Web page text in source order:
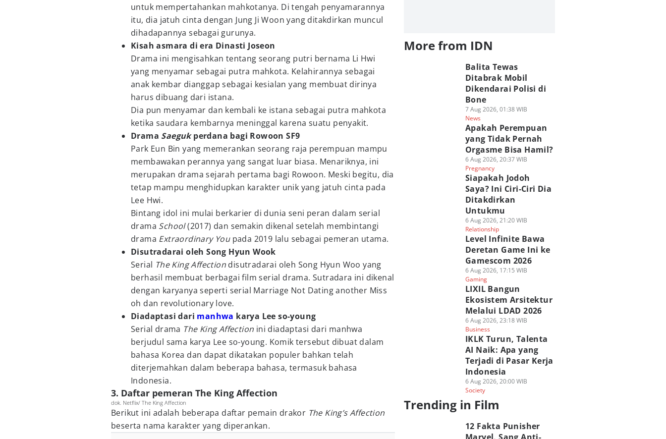
untuk mempertahankan mahkotanya. Di tengah penyamarannya
itu, dia jatuh cinta dengan Jung Ji Woon yang ditakdirkan muncul
dihadapannya sebagai gurunya.
Kisah asmara di era Dinasti Joseon
Drama ini mengisahkan tentang seorang putri bernama Li Hwi
yang menyamar sebagai putra mahkota. Kelahirannya sebagai
anak kembar dianggap sebagai kesialan yang membuat dirinya
harus dibuang dari istana.
Dia pun menyamar dan kembali ke istana sebagai putra mahkota
ketika saudara kembarnya meninggal karena suatu penyakit.
Drama Saegukperdana bagi Rowoon SF9
Park Eun Bin yang memerankan seorang raja perempuan mampu
membawakan perannya yang sangat luar biasa. Menariknya, ini
merupakan drama sejarah pertama bagi Rowoon. Meski begitu, dia
tetap mampu menghidupkan karakter unik yang jatuh cinta pada
Lee Hwi.
Bintang idol ini mulai berkarier di dunia seni peran dalam serial
drama School(2017) dan semakin dikenal setelah membintangi
drama Extraordinary Youpada 2019 lalu sebagai pemeran utama.
Disutradarai oleh Song Hyun Wook
Serial The King Affection disutradarai oleh Song Hyun Woo yang
berhasil membuat berbagai film serial drama. Sutradara ini dikenal
dengan karyanya seperti serial Marriage Not Dating another Miss
oh dan revolutionary love.
Diadaptasi dari manhwa karya Lee so-young
Serial drama The King Affection ini diadaptasi dari manhwa
berjudul sama karya Lee so-young. Komik tersebut dibuat dalam
bahasa Korea dan dapat dikatakan populer bahkan telah
diterjemahkan dalam beberapa bahasa, termasuk bahasa
Indonesia.
3. Daftar pemeran The King Affection
dok. Netflix/ The King Affection
Berikut ini adalah beberapa daftar pemain drakor The King’s Affection
beserta nama karakter yang diperankan.
More from IDN
Balita Tewas
Ditabrak Mobil
Dikendarai Polisi di
Bone
7 Aug 2026, 01:38 WIB
News
Apakah Perempuan
yang Tidak Pernah
Orgasme Bisa Hamil?
6 Aug 2026, 20:37 WIB
Pregnancy
Siapakah Jodoh
Saya? Ini Ciri-Ciri Dia
Ditakdirkan
Untukmu
6 Aug 2026, 21:20 WIB
Relationship
Level Infinite Bawa
Deretan Game Ini ke
Gamescom 2026
6 Aug 2026, 17:15 WIB
Gaming
LIXIL Bangun
Ekosistem Arsitektur
Melalui LDAD 2026
6 Aug 2026, 23:18 WIB
Business
IKLK Turun, Talenta
AI Naik: Apa yang
Terjadi di Pasar Kerja
Indonesia
6 Aug 2026, 20:00 WIB
Society
Trending in Film
12 Fakta Punisher